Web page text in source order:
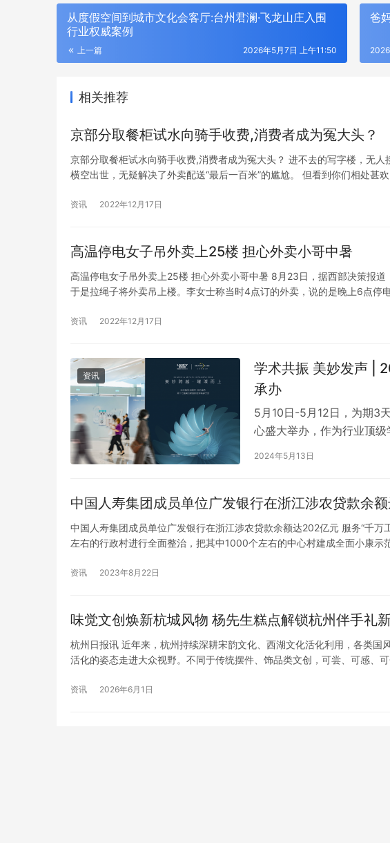
从度假空间到城市文化会客厅:台州君澜·飞龙山庄入围
行业权威案例
上一篇 2026年5月7日 上午11:50
爸
相关推荐
京部分取餐柜试水向骑手收费,消费者成为冤大头？
京部分取餐柜试水向骑手收费,消费者成为冤大头？ 进不去的写字楼，无
横空出世，无疑解决了外卖配送“最后一百米”的尴尬。 但看到你们相处甚
资讯 2022年12月17日
高温停电女子吊外卖上25楼 担心外卖小哥中暑
高温停电女子吊外卖上25楼 担心外卖小哥中暑 8月23日，据西部决策报
于是拉绳子将外卖吊上楼。李女士称当时4点订的外卖，说的是晚上6点停
资讯 2022年12月17日
资讯
学术共振 美妙发声 |
承办
5月10日-5月12日，为期3
心盛大举办，作为行业顶
一次学术交流盛会，更是
7…
2024年5月13日
中国人寿集团成员单位广发银行在浙江涉农贷款余
中国人寿集团成员单位广发银行在浙江涉农贷款余额达202亿元 服务“千
左右的行政村进行全面整治，把其中1000个左右的中心村建成全面小康
资讯 2023年8月22日
味觉文创焕新杭城风物 杨先生糕点解锁杭州伴手礼
杭州日报讯 近年来，杭州持续深耕宋韵文化、西湖文化活化利用，各类国
活化的姿态走进大众视野。不同于传统摆件、饰品类文创，可尝、可感、
在海量文旅…
资讯 2026年6月1日